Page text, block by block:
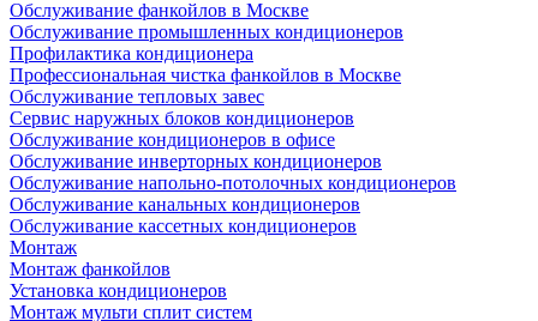
Обслуживание фанкойлов в Москве
Обслуживание промышленных кондиционеров
Профилактика кондиционера
Профессиональная чистка фанкойлов в Москве
Обслуживание тепловых завес
Сервис наружных блоков кондиционеров
Обслуживание кондиционеров в офисе
Обслуживание инверторных кондиционеров
Обслуживание напольно-потолочных кондиционеров
Обслуживание канальных кондиционеров
Обслуживание кассетных кондиционеров
Монтаж
Монтаж фанкойлов
Установка кондиционеров
Монтаж мульти сплит систем